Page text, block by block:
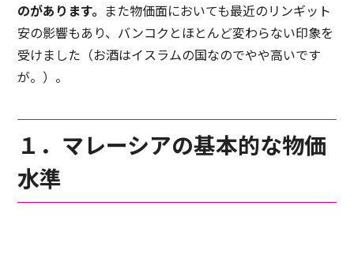
のがあります。 また物価面においても最近のリンギット
安の影響もあり、バンコクとほとんど変わらない印象を
受けました（お酒はイスラムの国なのでやや高いです
が。）。
１．マレーシアの基本的な物価
水準